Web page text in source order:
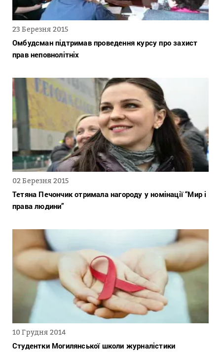
23 Березня 2015
Омбудсман підтримав проведення курсу про захист
прав неповнолітніх
02 Березня 2015
Тетяна Печончик отримала нагороду у номінації “Мир і
права людини”
10 Грудня 2014
Студентки Могилянської школи журналістики